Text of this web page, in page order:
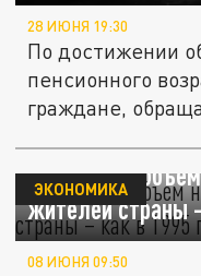
28 ИЮНЯ 19:30
По достижении
пенсионного
граждане,
Рекордный
жителей страны
ЭКОНОМИКА
08 ИЮНЯ 09:50